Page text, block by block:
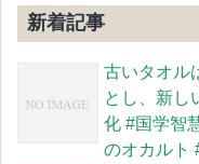
新着記事
古いタオル
とし、新し
化 #国学智
のオカルト